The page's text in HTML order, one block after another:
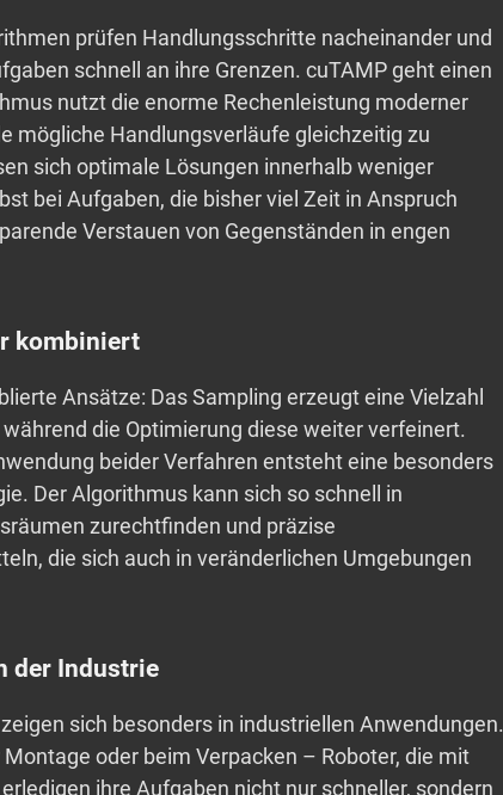
prüfen Handlungsschritte nacheinander und
schnell an ihre Grenzen. cuTAMP geht einen
nutzt die enorme Rechenleistung moderner
mögliche Handlungsverläufe gleichzeitig zu
sich optimale Lösungen innerhalb weniger
bei Aufgaben, die bisher viel Zeit in Anspruch
Verstauen von Gegenständen in engen
kombiniert
Ansätze: Das Sampling erzeugt eine Vielzahl
die Optimierung diese weiter verfeinert.
beider Verfahren entsteht eine besonders
Der Algorithmus kann sich so schnell in
zurechtfinden und präzise
die sich auch in veränderlichen Umgebungen
der Industrie
sich besonders in industriellen Anwendungen.
Montage oder beim Verpacken – Roboter, die mit
ihre Aufgaben nicht nur schneller, sondern